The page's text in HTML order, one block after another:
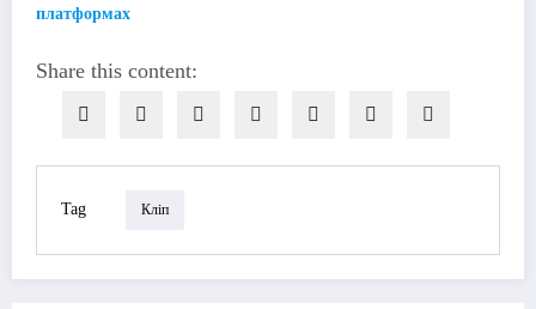
платформах
Share this content:
Tag Кліп